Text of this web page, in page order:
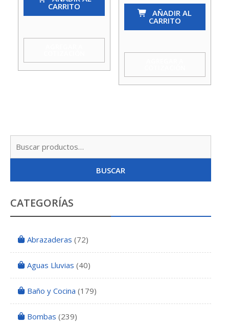
Agua
cantidad
CARRITO
X
X
AÑADIR AL
CARRITO
BUSCAR
CATEGORÍAS
Abrazaderas (72)
Aguas Lluvias (40)
Baño y Cocina (179)
Bombas (239)